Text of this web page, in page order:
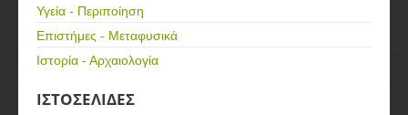
Υγεία - Περιποίηση
Επιστήμες - Μεταφυσικά
Ιστορία - Αρχαιολογία
ΙΣΤΟΣΕΛΙΔΕΣ